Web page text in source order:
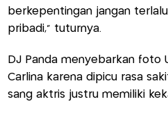
berkepentingan jangan
pribadi,” tuturnya.
DJ Panda menyebarkan foto
Carlina karena dipicu rasa
sang aktris justru memiliki